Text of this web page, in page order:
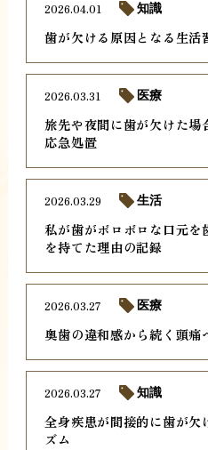
歯が欠ける原因となる生活
2026.04.01 知識
旅先や夜間に歯が欠けた場
応急処置
2026.03.31 医療
私が歯がボロボロな口元を
を持てた理由の記録
2026.03.29 生活
奥歯の違和感から続く頭痛
2026.03.27 医療
全身疾患が間接的に歯が欠
ズム
2026.03.27 知識